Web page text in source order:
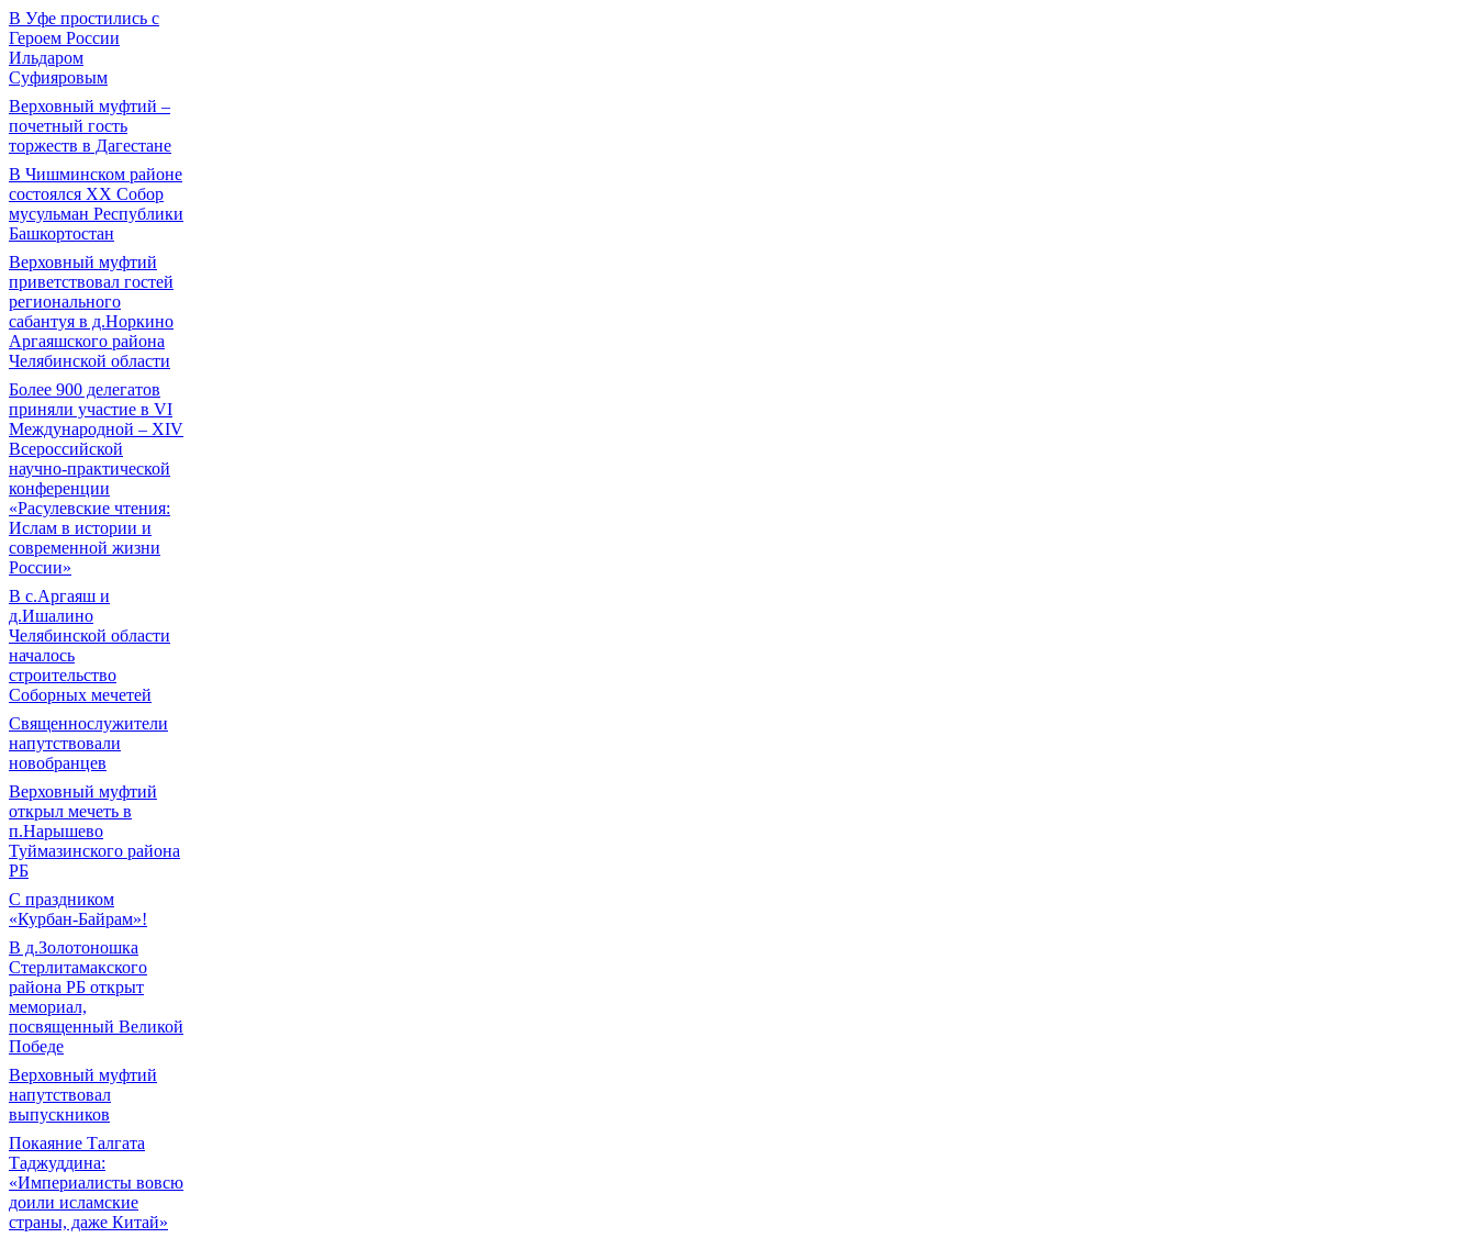
В Уфе простились с
Героем России
Ильдаром
Суфияровым
Верховный муфтий –
почетный гость
торжеств в Дагестане
В Чишминском районе
состоялся XX Собор
мусульман Республики
Башкортостан
Верховный муфтий
приветствовал гостей
регионального
сабантуя в д.Норкино
Аргаяшского района
Челябинской области
Более 900 делегатов
приняли участие в VI
Международной – ХIV
Всероссийской
научно-практической
конференции
«Расулевские чтения:
Ислам в истории и
современной жизни
России»
В с.Аргаяш и
д.Ишалино
Челябинской области
началось
строительство
Соборных мечетей
Священнослужители
напутствовали
новобранцев
Верховный муфтий
открыл мечеть в
п.Нарышево
Туймазинского района
РБ
С праздником
«Курбан-Байрам»!
В д.Золотоношка
Стерлитамакского
района РБ открыт
мемориал,
посвященный Великой
Победе
Верховный муфтий
напутствовал
выпускников
Покаяние Талгата
Таджуддина:
«Империалисты вовсю
доили исламские
страны, даже Китай»